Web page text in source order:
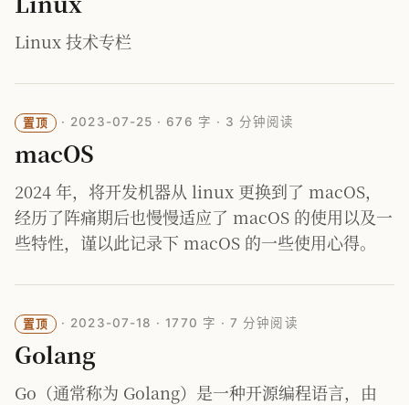
Linux 技术专栏
置顶 · 2023-07-25 · 676 字 · 3 分钟阅读
macOS
2024 年，将开发机器从 linux 更换到了 macOS，
经历了阵痛期后也慢慢适应了 macOS 的使用以及一
些特性，谨以此记录下 macOS 的一些使用心得。
置顶 · 2023-07-18 ·1770 字 ·7 分钟阅读
Golang
Go（通常称为 Golang）是一种开源编程语言，由